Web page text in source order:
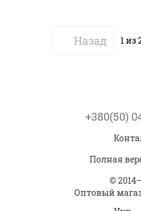
Назад 1из
+380(50)
Полная
©
Оптовый